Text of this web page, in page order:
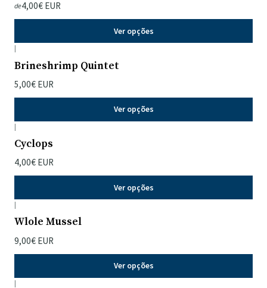
de4,00€ EUR
Ver opções
|
Brineshrimp Quintet
5,00€ EUR
Ver opções
|
Cyclops
4,00€ EUR
Ver opções
|
Wlole Mussel
9,00€ EUR
Ver opções
|